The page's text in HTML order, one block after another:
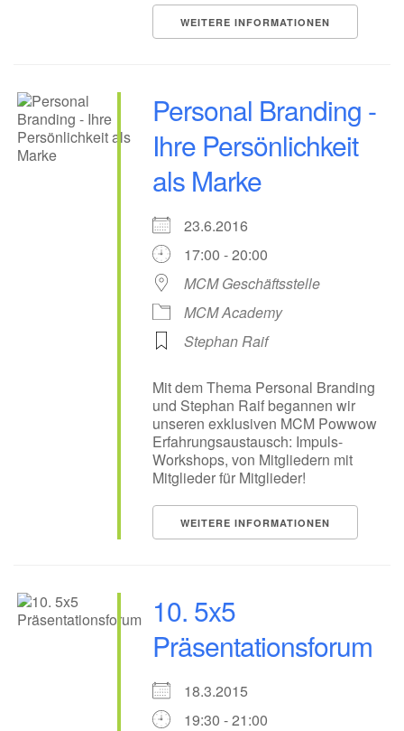
WEITERE INFORMATIONEN
Personal Branding -
Ihre Persönlichkeit
als Marke
23.6.2016
17:00 - 20:00
MCM Geschäftsstelle
MCM Academy
Stephan Raif
Mit dem Thema Personal Branding
und Stephan Raif begannen wir
unseren exklusiven MCM Powwow
Erfahrungsaustausch: Impuls-
Workshops, von Mitgliedern mit
Mitglieder für Mitglieder!
WEITERE INFORMATIONEN
10. 5x5
Präsentationsforum
18.3.2015
19:30 - 21:00